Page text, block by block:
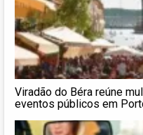
Viradão do Béra reúne
eventos públicos em